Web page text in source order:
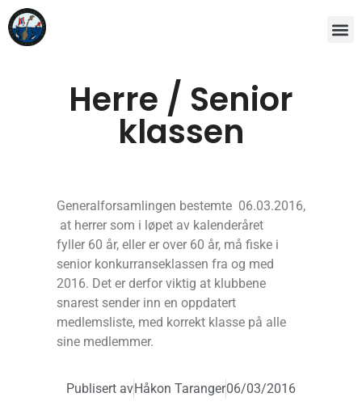
Herre / Senior
klassen
Generalforsamlingen bestemte 06.03.2016,
at herrer som i løpet av kalenderåret
fyller 60 år, eller er over 60 år, må fiske i
senior konkurranseklassen fra og med
2016. Det er derfor viktig at klubbene
snarest sender inn en oppdatert
medlemsliste, med korrekt klasse på alle
sine medlemmer.
Publisert avHåkon Taranger06/03/2016